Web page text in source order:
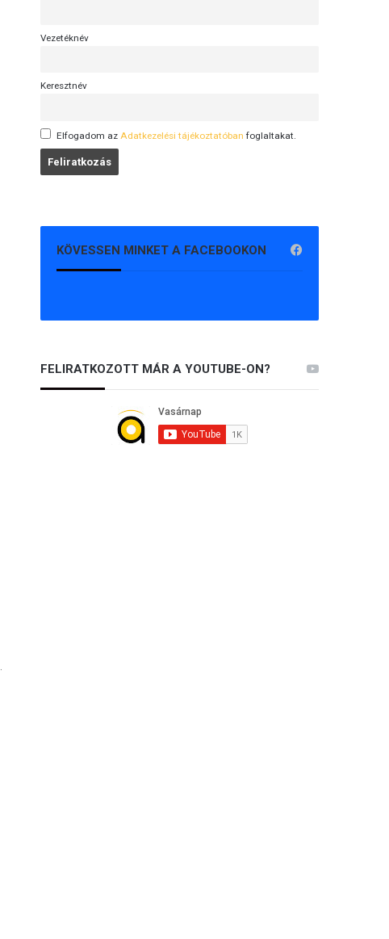
Vezetéknév
Keresztnév
Elfogadom az Adatkezelési tájékoztatóban foglaltakat.
KÖVESSEN MINKET A FACEBOOKON
FELIRATKOZOTT MÁR A YOUTUBE-ON?